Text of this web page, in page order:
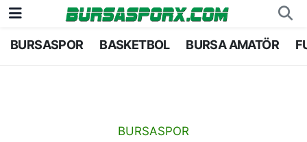
BURSASPOR BASKETBOL BURSA AMATÖR
BURSASPOR
Bursaspor
Bursa Nöbetçi Eczaneler